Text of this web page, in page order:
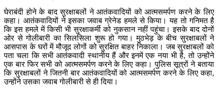
घेराबंदी होने के बाद सुरक्षाबलों ने आतंकवादियों को आत्मसमर्पण करने के लिए
कहा। आतंकवादियों ने इसका जवाब ग्रेनेड हमले से किया। यह तो गनिमत है
कि इस हमले में किसी भी सुरक्षाकर्मी को नुकसान नहीं पहुंचा। इसके बाद दोनों
ओर से गोलीबारी का सिलसिला शुरू हो गया। मुठभेड़ के बीच सुरक्षाबलों ने
आसपास के घरों में मौजूद लोगों को सुरक्षित बाहर निकाला। जब सुरक्षाबलों को
पता चला कि सभी आतंकवादी स्थानीय हैं और इनमें एक नया भी है, तो उन्होंने
एक बार फिर सभी को आत्मसमर्पण करने के लिए कहा। पुलिस सूत्रों ने बताया
कि सुरक्षाबलों ने जितनी बार आतंकवादियों को आत्मसमर्पण करने के लिए कहा,
उन्होंने उसका जवाब गोलीबारी से ही दिया।